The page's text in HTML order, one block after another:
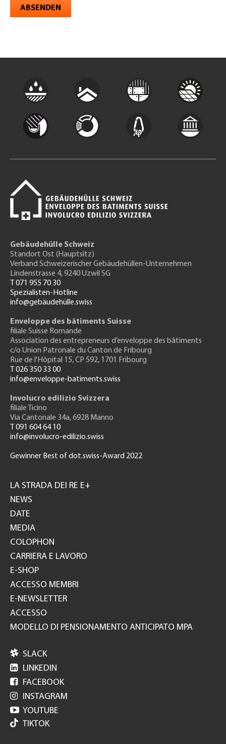
ABSENDEN
Gebäudehülle Schweiz
Standort Ost (Hauptsitz)
Verband Schweizerischer Gebäudehüllen-Unternehmen
Lindenstrasse 4, 9240 Uzwil SG
T 071 955 70 30
Spezialisten-Hotline
info@gebäudehülle.swiss
Enveloppe des bâtiments Suisse
filiale Suisse Romande
Association des entrepreneurs d’enveloppe des bâtiments
c/o Union Patronale du Canton de Fribourg
Rue de l'Hôpital 15, CP 592, 1701 Fribourg
T 026 350 33 00
info@enveloppe-batiments.swiss
Involucro edilizio Svizzera
filiale Ticino
Via Cantonale 34a, 6928 Manno
T 091 604 64 10
info@involucro-edilizio.swiss
Gewinner Best of dot.swiss-Award 2022
GH
LA STRADA DEI RE E+
NEWS
DATE
MEDIA
COLOPHON
CARRIERA E LAVORO
E-SHOP
ACCESSO MEMBRI
E-NEWSLETTER
ACCESSO
MODELLO DI PENSIONAMENTO ANTICIPATO MPA
 SLACK
 LINKEDIN
 FACEBOOK
 INSTAGRAM
 YOUTUBE
TIKTOK